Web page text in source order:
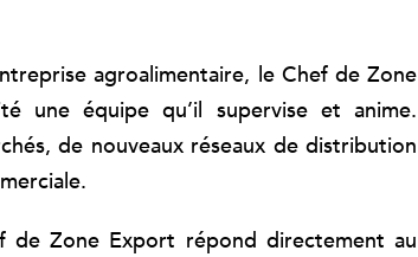
agroalimentaire, le Chef de Zone
une équipe qu’il supervise et anime.
de nouveaux réseaux de distribution
de Zone Export répond directement au